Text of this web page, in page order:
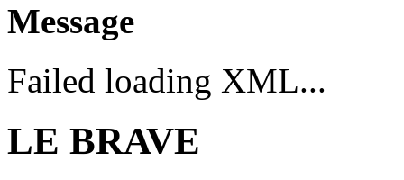
Message
Failed loading XML...
LE BRAVE